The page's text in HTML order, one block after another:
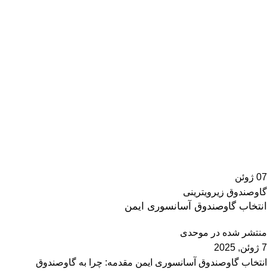
07 ژوئن
گاوصندوق زیرویترینی
انتخاب گاوصندوق آسانسوری ایمن
منتشر شده در موحدی
7 ژوئن, 2025
انتخاب گاوصندوق آسانسوری ایمن مقدمه: چرا به گاوصندوق